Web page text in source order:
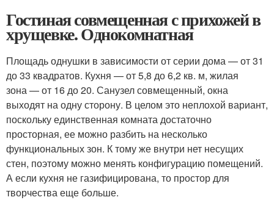
Гостиная совмещенная с прихожей в
хрущевке. Однокомнатная
Площадь однушки в зависимости от серии дома — от 31
до 33 квадратов. Кухня — от 5,8 до 6,2 кв. м, жилая
зона — от 16 до 20. Санузел совмещенный, окна
выходят на одну сторону. В целом это неплохой вариант,
поскольку единственная комната достаточно
просторная, ее можно разбить на несколько
функциональных зон. К тому же внутри нет несущих
стен, поэтому можно менять конфигурацию помещений.
А если кухня не газифицирована, то простор для
творчества еще больше.